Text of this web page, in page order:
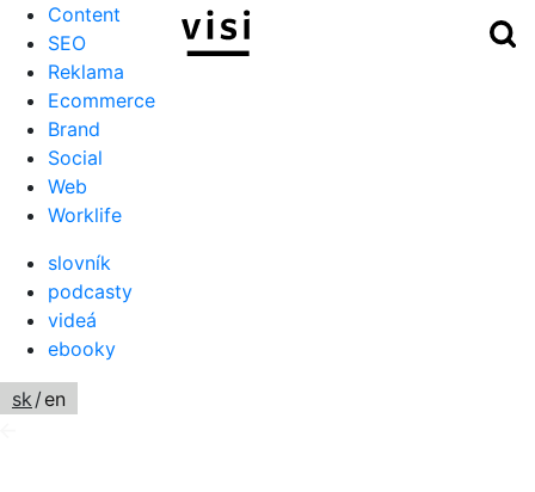
Menu
Content
SEO
Reklama
Ecommerce
Brand
Social
Web
Worklife
slovník
podcasty
videá
ebooky
sk/en